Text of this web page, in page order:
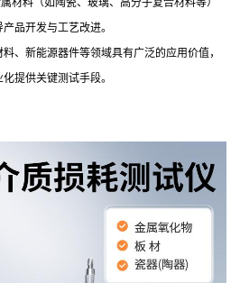
品开发与工艺改进。
、新能源器件等领域具有广泛的应用价值，
提供关键测试手段。